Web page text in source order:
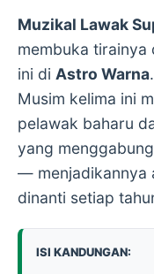
Muzikal Lawak
membuka tirainya
ini di Astro Warna.
Musim kelima ini
pelawak baharu
yang
— menjadikannya
dinanti setiap
ISI KANDUNGAN: